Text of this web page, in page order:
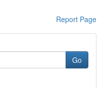
Report Page
Go